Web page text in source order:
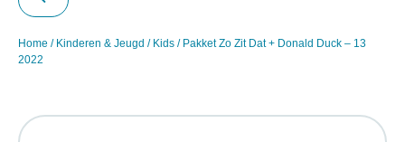
Home / Kinderen & Jeugd / Kids / Pakket Zo Zit Dat + Donald Duck – 13
2022